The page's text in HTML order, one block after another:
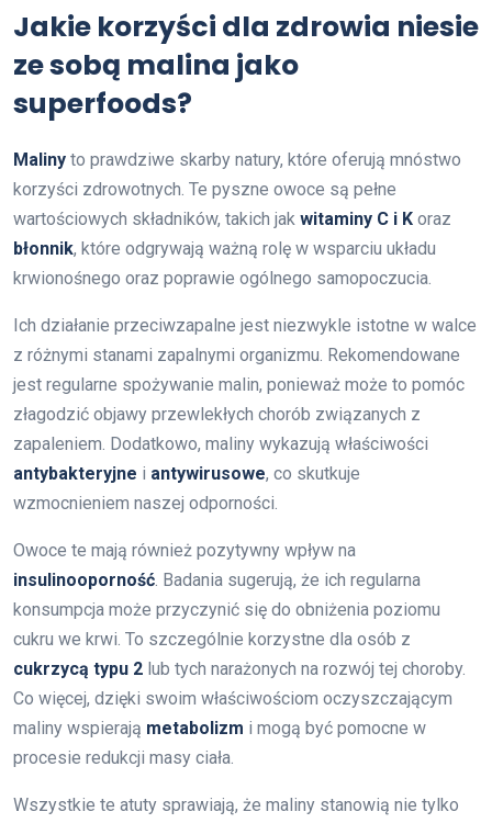
Jakie korzyści dla zdrowia niesie
ze sobą malina jako
superfoods?
Maliny to prawdziwe skarby natury, które oferują mnóstwo
korzyści zdrowotnych. Te pyszne owoce są pełne
wartościowych składników, takich jak witaminy C i K oraz
błonnik, które odgrywają ważną rolę w wsparciu układu
krwionośnego oraz poprawie ogólnego samopoczucia.
Ich działanie przeciwzapalne jest niezwykle istotne w walce
z różnymi stanami zapalnymi organizmu. Rekomendowane
jest regularne spożywanie malin, ponieważ może to pomóc
złagodzić objawy przewlekłych chorób związanych z
zapaleniem. Dodatkowo, maliny wykazują właściwości
antybakteryjne i antywirusowe, co skutkuje
wzmocnieniem naszej odporności.
Owoce te mają również pozytywny wpływ na
insulinooporność. Badania sugerują, że ich regularna
konsumpcja może przyczynić się do obniżenia poziomu
cukru we krwi. To szczególnie korzystne dla osób z
cukrzycą typu 2 lub tych narażonych na rozwój tej choroby.
Co więcej, dzięki swoim właściwościom oczyszczającym
maliny wspierają metabolizm i mogą być pomocne w
procesie redukcji masy ciała.
Wszystkie te atuty sprawiają, że maliny stanowią nie tylko